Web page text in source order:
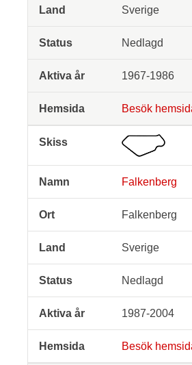
Sverige
Nedlagd
1967-1986
Besök
Falkenberg
Falkenberg
Sverige
Nedlagd
1987-2004
Besök